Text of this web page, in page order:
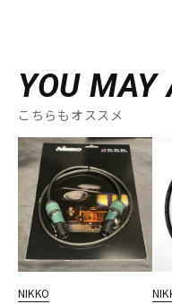
YOU MAY
こちらもオススメ
NIKKO